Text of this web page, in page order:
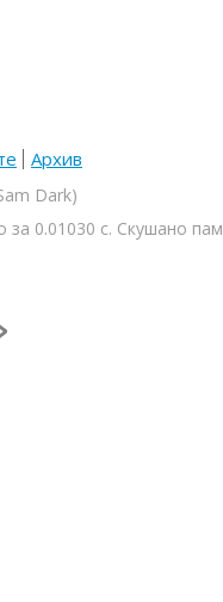
Архив
Dark)
0.01030 с. Скушано